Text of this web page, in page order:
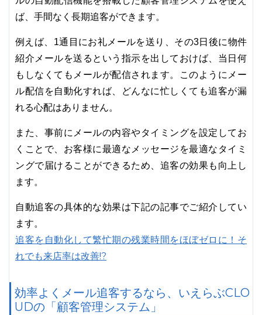
ば、手間なく長期追客ができます。
例えば、1通目にお礼メールを送り、その3日後に物件
紹介メールを送るという指示を出しておけば、当日何
もしなくてもメールが配信されます。このようにメー
ル配信を自動化すれば、どんなに忙しくても追客が漏
れる心配はありません。
また、事前にメールの内容やタイミングを設定してお
くことで、お客様に最適なメッセージを最適なタイミ
ングで届けることができるため、追客の効果も向上し
ます。
自動追客の具体的な効果は下記の記事でご紹介してい
ます。
追客を自動化して繁忙期の残業時間をほぼゼロに！そ
れでも来店率は改善!?
効率よくメール追客するなら、いえらぶCLO
UDの「顧客管理システム」